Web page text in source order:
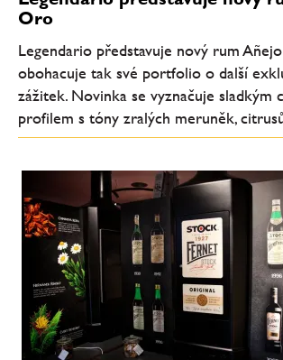
Oro
Legendario představuje nový rum
obohacuje tak své portfolio o další
zážitek. Novinka se vyznačuje sladkým
profilem s tóny zralých meruněk,